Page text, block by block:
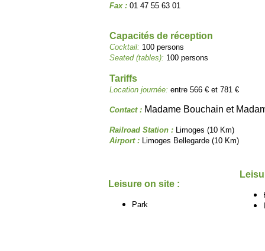
Fax : 01 47 55 63 01
Capacités de réception
Cocktail: 100 persons
Seated (tables): 100 persons
Tariffs
Location journée: entre 566 € et 781 €
Contact : Madame Bouchain et
Railroad Station : Limoges (10 Km)
Airport : Limoges Bellegarde (10 Km)
Leisure on site :
Park